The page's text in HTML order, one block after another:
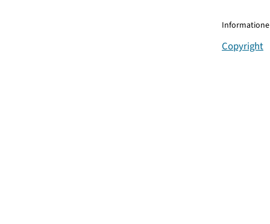
Copyright